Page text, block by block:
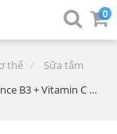
0
thể
Sữa tắm
Body Wash bản Thái